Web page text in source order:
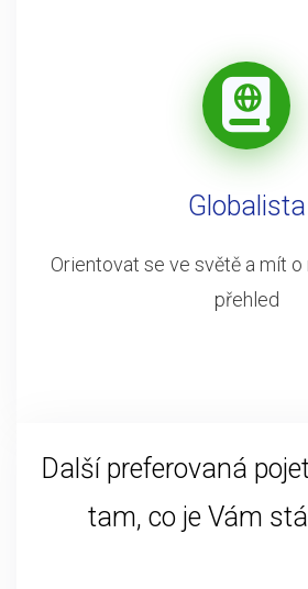
Globalista
Orientovat se ve světě a mít
přehled
Další preferovaná
tam, co je Vám